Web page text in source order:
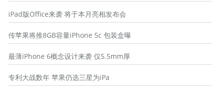
iPad版Office来袭 将于本月亮相发布会
传苹果将推8GB容量iPhone 5c 包装盒曝
最薄iPhone 6概念设计来袭 仅5.5mm厚
专利大战数年 苹果仍选三星为iPa